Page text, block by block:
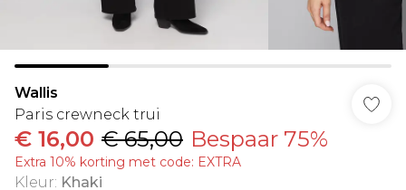
Wallis
Paris crewneck trui
€ 16,00 € 65,00 Bespaar 75%
Extra 10% korting met code: EXTRA
Kleur: Khaki